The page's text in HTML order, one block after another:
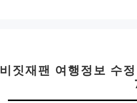
비짓재팬 여행정보 수